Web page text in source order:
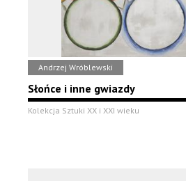
Andrzej Wróblewski
Słońce i inne gwiazdy
Kolekcja Sztuki XX i XXI wieku